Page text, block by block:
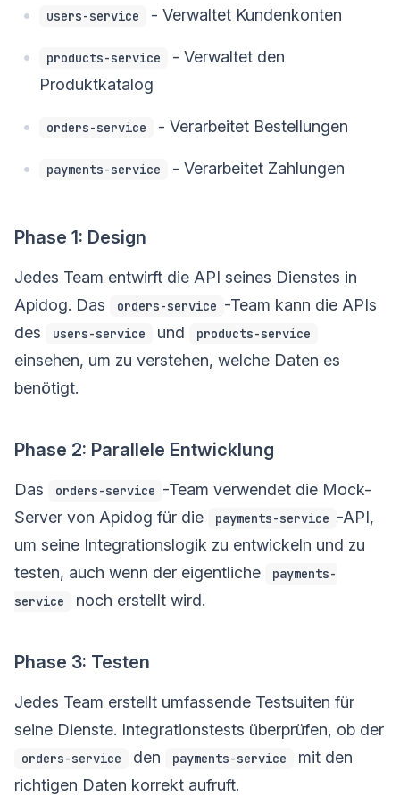
users-service - Verwaltet Kundenkonten
products-service
- Verwaltet den
Produktkatalog
orders-service - Verarbeitet Bestellungen
payments-service - Verarbeitet Zahlungen
Phase 1: Design
Jedes Team entwirft die API seines Dienstes in
Apidog. Das
orders-service -Team kann die APIs
des
users-service und products-service
einsehen, um zu verstehen, welche Daten es
benötigt.
Phase 2: Parallele Entwicklung
Das orders-service -Team verwendet die Mock-
Server von Apidog für die
payments-service -API,
um seine Integrationslogik zu entwickeln und zu
testen, auch wenn der eigentliche
payments-
service
noch erstellt wird.
Phase 3: Testen
Jedes Team erstellt umfassende Testsuiten für
seine Dienste. Integrationstests überprüfen, ob der
orders-service den payments-service
mit den
richtigen Daten korrekt aufruft.